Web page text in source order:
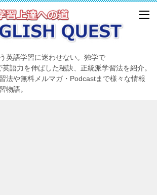
英語学習に迷わせない。独学で
語力を伸ばした秘訣、正統派学習法を紹介。
法や無料メルマガ・Podcastまで様々な情報
物語。